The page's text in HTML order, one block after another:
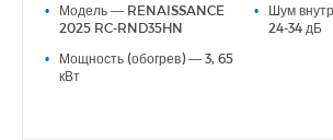
Дополнительная шумоизоляция
Индикация утечки хладагента
Функция Smart Defrost
•
Модель — RENAISSANCE
2025 RC-RND35HN
•
Мощность (обогрев) — 3, 65
кВт
•
Шум
24-34 дБ